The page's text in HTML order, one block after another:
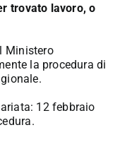
trovato lavoro, o
Ministero
la procedura di
12 febbraio